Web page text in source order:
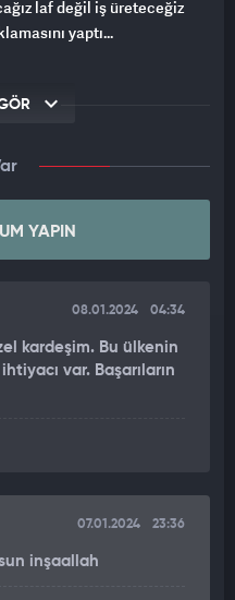
laf değil iş üreteceğiz
yaptı...
YAPIN
08.01.2024 04:34
kardeşim. Bu ülkenin
var. Başarıların
07.01.2024 23:36
inşaallah